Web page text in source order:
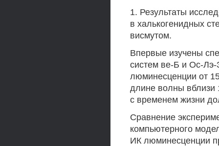
1. Результаты
в халькогенидных
висмутом.
Впервые изучены
систем ве-Б и Ос-
люминесценции от
длине волны
с временем жизни
Сравнение
компьютерного
ИК люминесценции